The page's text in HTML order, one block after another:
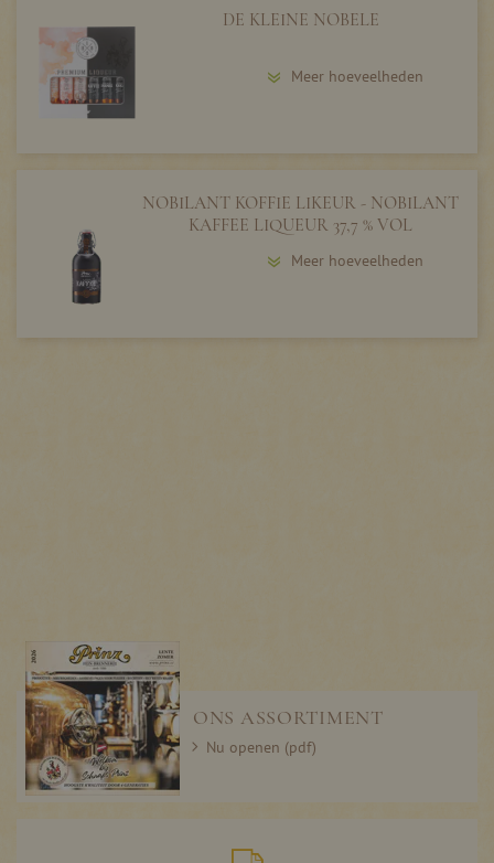
DE KLEINE NOBELE
Meer hoeveelheden
NOBILANT KOFFIE LIKEUR - NOBILANT
KAFFEE LIQUEUR 37,7 % VOL
Meer hoeveelheden
ONS ASSORTIMENT
Nu openen (pdf)